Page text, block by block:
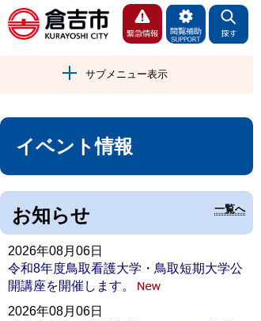
サブメニュー表示
イベント情報
お知らせ 一覧へ
2026年08月06日
令和8年度鳥取看護大学・鳥取短期大学公
開講座を開催します。
2026年08月06日